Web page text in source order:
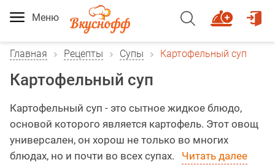
Меню
Главная Рецепты Супы Картофельный суп
Картофельный суп
Картофельный суп - это сытное жидкое блюдо,
основой которого является картофель. Этот овощ
универсален, он хорош не только во многих
блюдах, но и почти во всех супах.
Читать далее